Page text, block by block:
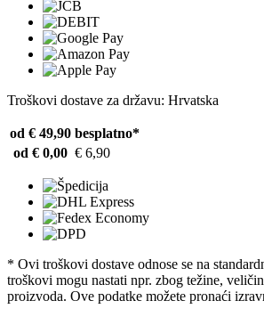
Troškovi dostave za državu: Hrvatska
od € 49,90 besplatno*
od € 0,00 € 6,90
* Ovi troškovi dostave odnose se na
troškovi mogu nastati npr. zbog težine,
proizvoda. Ove podatke možete pronaći